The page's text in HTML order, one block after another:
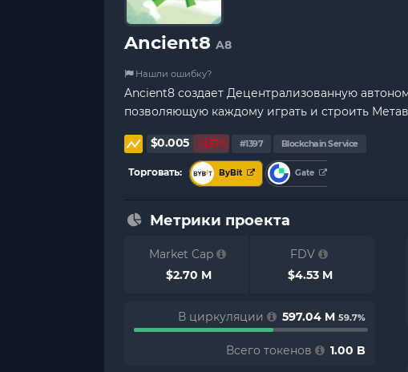
Ancient8 A8
Нашли ошибку?
Ancient8 создает Децентрализованную
позволяющую каждому играть и строить
$0.005 -0.33% #1397 Blockchain Service
Торговать: ByBit Gate
Метрики проекта
Market Cap
$2.70 M
FDV
$4.53 M
В циркуляции 597.04 M 59.7%
Всего токенов 1.00 B